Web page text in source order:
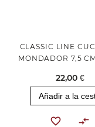
CLASSIC LINE
MONDADOR 7,5
22,00 €
Añadir a la